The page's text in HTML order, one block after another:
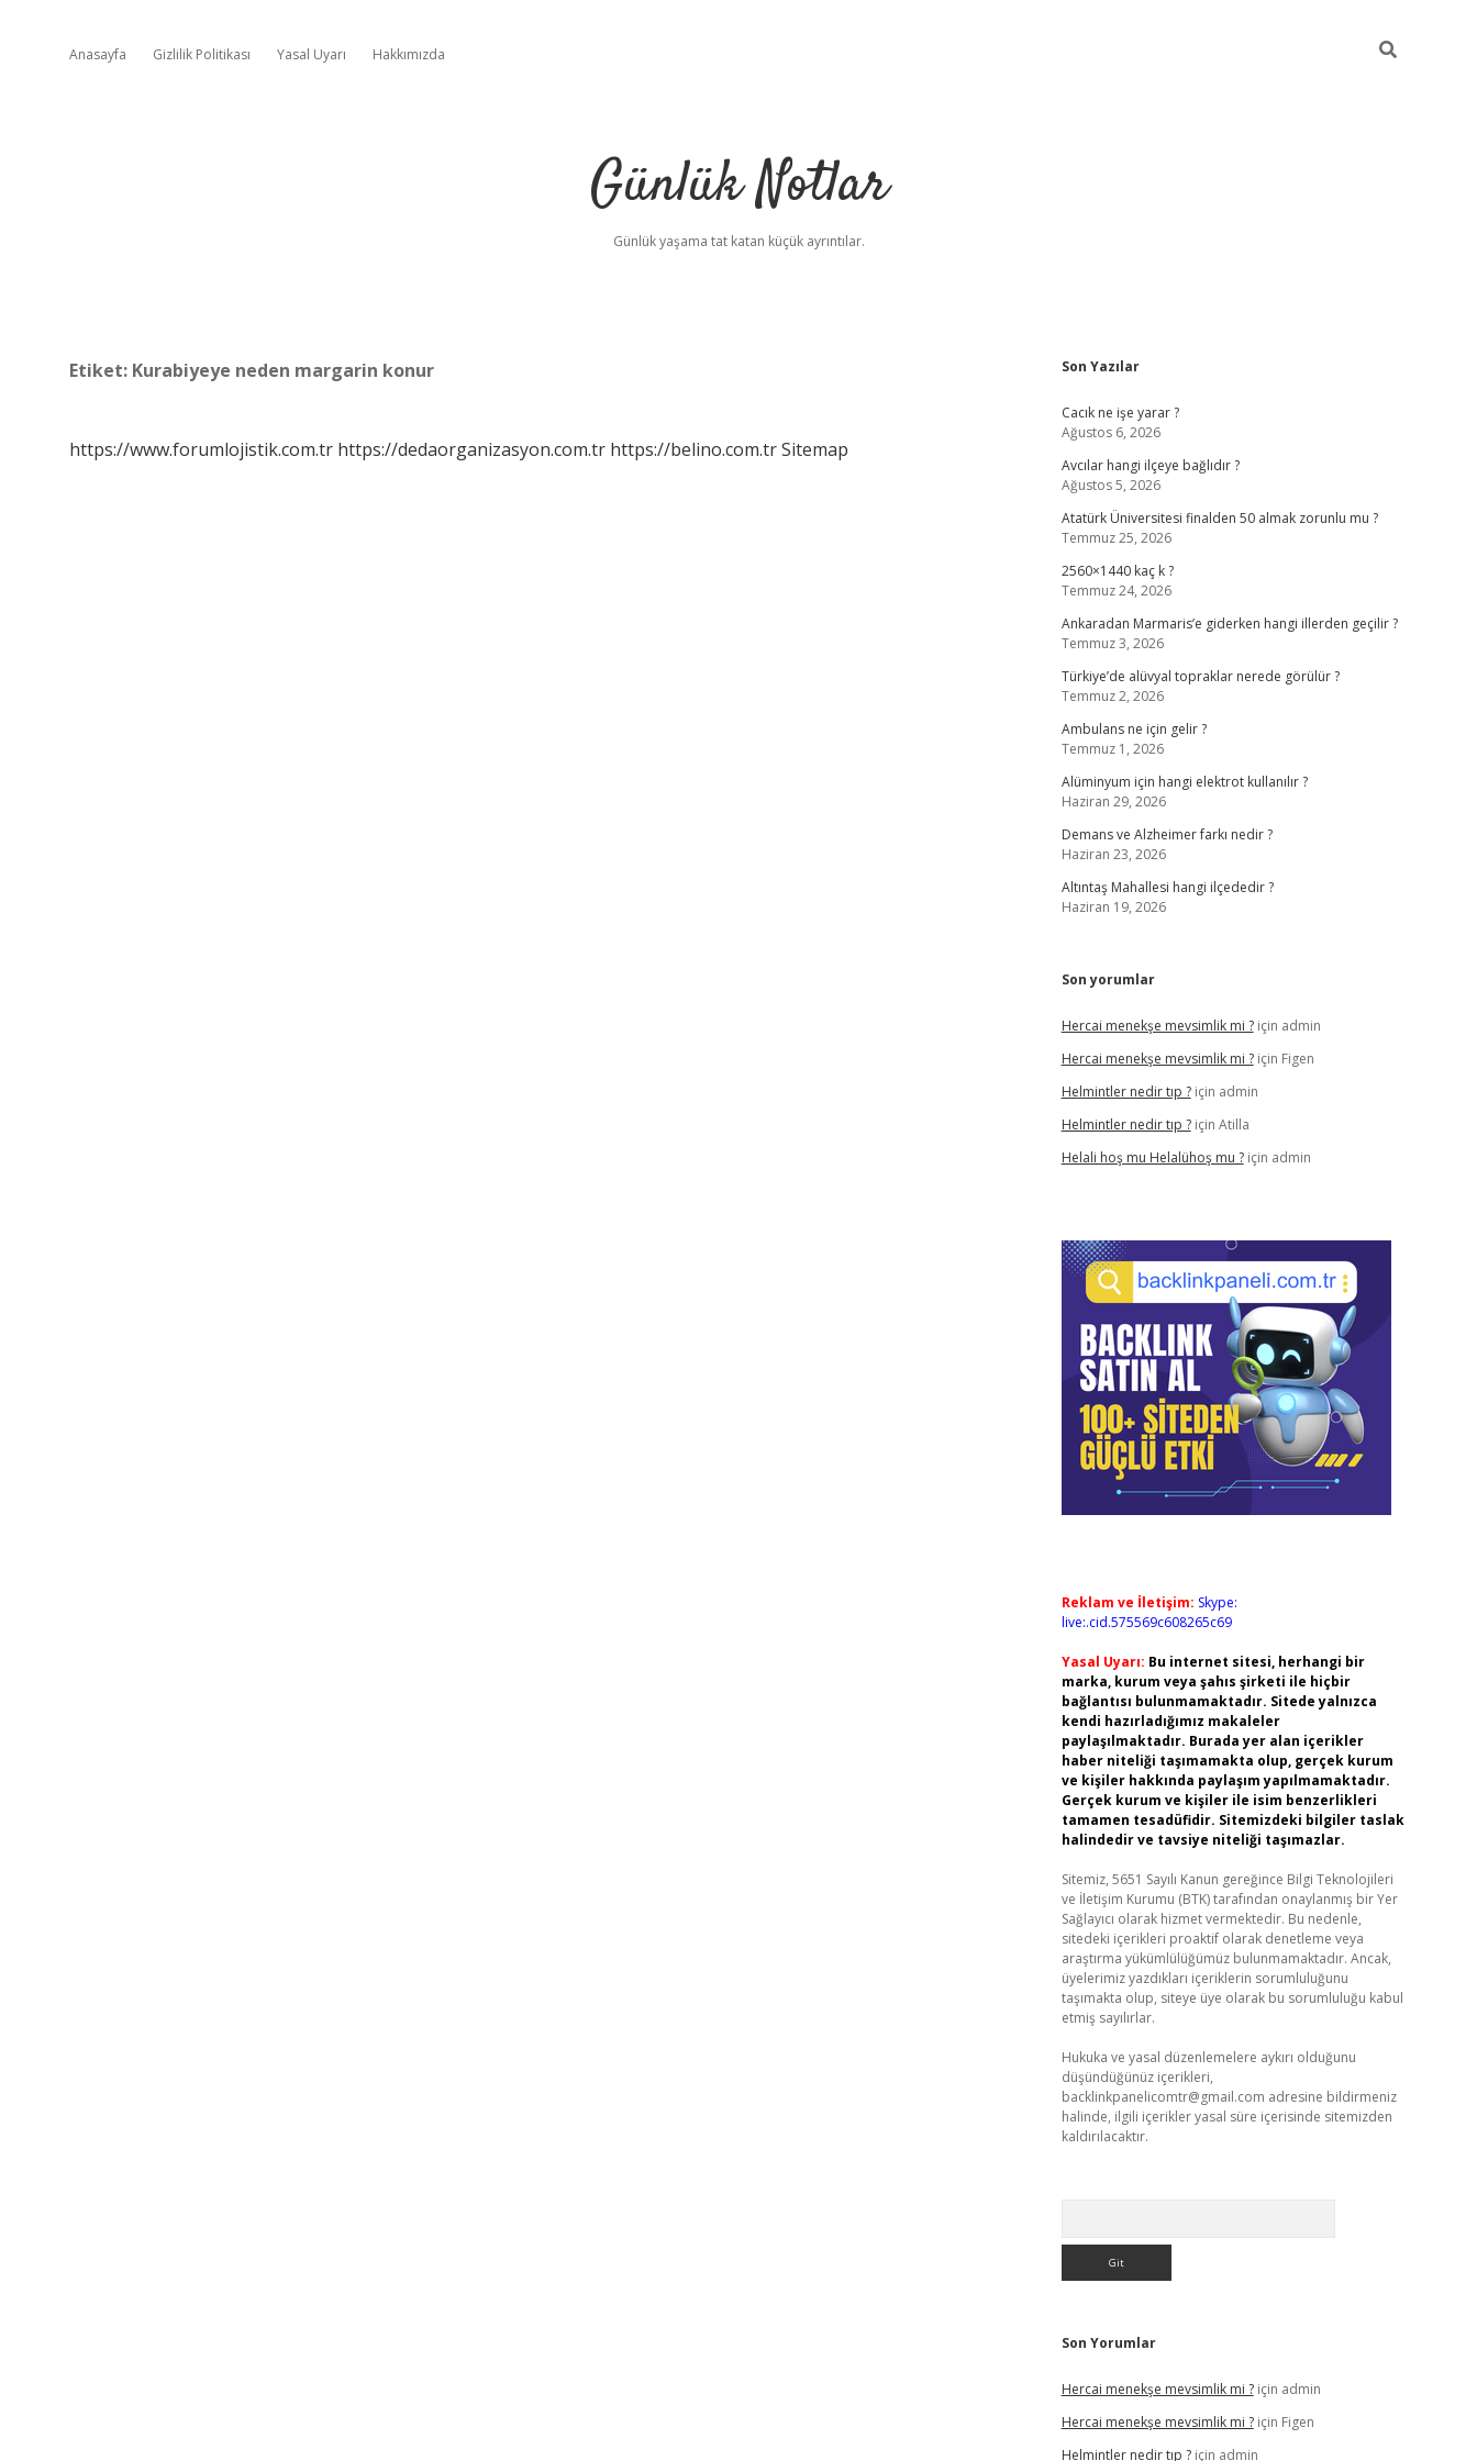
Anasayfa Gizlilik Politikası Yasal Uyarı Hakkımızda
Günlük Notlar
Günlük yaşama tat katan küçük ayrıntılar.
Etiket: Kurabiyeye neden margarin konur
https://www.forumlojistik.com.tr https://dedaorganizasyon.com.tr https://belino.com.trSitemap
Sidebar
Son Yazılar
Cacık ne işe yarar ?
Ağustos 6, 2026
Avcılar hangi ilçeye bağlıdır ?
Ağustos 5, 2026
Atatürk Üniversitesi finalden 50 almak zorunlu mu ?
Temmuz 25, 2026
2560×1440 kaç k ?
Temmuz 24, 2026
Ankaradan Marmaris’e giderken hangi illerden geçilir ?
Temmuz 3, 2026
Türkiye’de alüvyal topraklar nerede görülür ?
Temmuz 2, 2026
Ambulans ne için gelir ?
Temmuz 1, 2026
Alüminyum için hangi elektrot kullanılır ?
Haziran 29, 2026
Demans ve Alzheimer farkı nedir ?
Haziran 23, 2026
Altıntaş Mahallesi hangi ilçededir ?
Haziran 19, 2026
Son yorumlar
Hercai menekşe mevsimlik mi ?için admin
Hercai menekşe mevsimlik mi ?için Figen
Helmintler nedir tıp ?için admin
Helmintler nedir tıp ?için Atilla
Helali hoş mu Helalühoş mu ?için admin
Reklam ve İletişim: Skype:
live:.cid.575569c608265c69
Yasal Uyarı: Bu internet sitesi, herhangi bir
marka, kurum veya şahıs şirketi ile hiçbir
bağlantısı bulunmamaktadır. Sitede yalnızca
kendi hazırladığımız makaleler
paylaşılmaktadır. Burada yer alan içerikler
haber niteliği taşımamakta olup, gerçek kurum
ve kişiler hakkında paylaşım yapılmamaktadır.
Gerçek kurum ve kişiler ile isim benzerlikleri
tamamen tesadüfidir. Sitemizdeki bilgiler taslak
halindedir ve tavsiye niteliği taşımazlar.
Sitemiz, 5651 Sayılı Kanun gereğince Bilgi Teknolojileri
ve İletişim Kurumu (BTK) tarafından onaylanmış bir Yer
Sağlayıcı olarak hizmet vermektedir. Bu nedenle,
sitedeki içerikleri proaktif olarak denetleme veya
araştırma yükümlülüğümüz bulunmamaktadır. Ancak,
üyelerimiz yazdıkları içeriklerin sorumluluğunu
taşımakta olup, siteye üye olarak bu sorumluluğu kabul
etmiş sayılırlar.
Hukuka ve yasal düzenlemelere aykırı olduğunu
düşündüğünüz içerikleri,
backlinkpanelicomtr@gmail.com adresine bildirmeniz
halinde, ilgili içerikler yasal süre içerisinde sitemizden
kaldırılacaktır.
Son Yorumlar
Hercai menekşe mevsimlik mi ?için admin
Hercai menekşe mevsimlik mi ?için Figen
Helmintler nedir tıp ?için admin